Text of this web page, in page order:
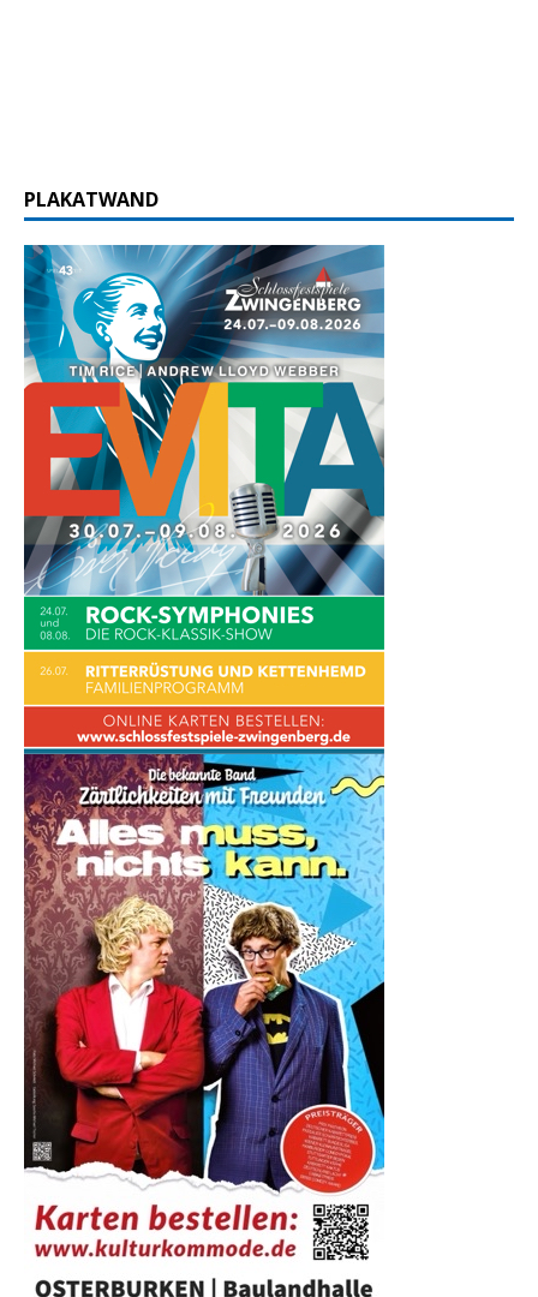
PLAKATWAND